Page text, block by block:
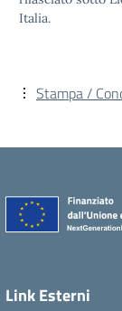
Italia.
Stampa /
Link Esterni